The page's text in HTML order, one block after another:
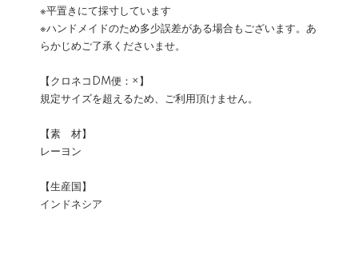
※平置きにて採寸しています
※ハンドメイドのため多少誤差がある場合もございます。あ
らかじめご了承くださいませ。
【クロネコDM便：×】
規定サイズを超えるため、ご利用頂けません。
【素 材】
レーヨン
【生産国】
インドネシア